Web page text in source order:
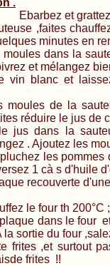
.
et grattez les
,faites
minutes en
moules dans la
et mélangez
vin blanc et
moules de la
réduire le jus de
le jus dans la
. Ajoutez les
les
1 cà s d'huile
recouverte
le four th 200°C ;
dans le four
la sortie du four
frites ,et surtout
frites !!